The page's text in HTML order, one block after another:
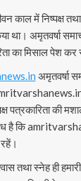
काल में निष्पक्ष तथा
था। अमृतवर्षा
का मिसाल पेश कर
अमृतवर्षा
पत्रकारिता की
है कि
तथा स्नेह ही